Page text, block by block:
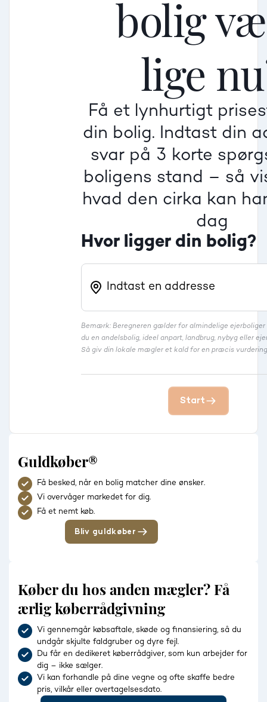
bolig
lige
Få et lynhurtigt
din bolig. Indtast din
svar på 3 korte
boligens stand – så
hvad den cirka kan
dag
Hvor ligger din bolig?
Bemærk: Beregneren gælder for almindelige ejerboliger
du en andelsbolig, ideel anpart, landbrug, nybyg eller
Så giv din lokale mægler et kald for en præcis
Dårlig
Mindre god
Mellem
Dårlig
Mindre god
Mellem
Dårlig
Mindre god
Mellem
Villa
Beregner pris
Start
Guldkøber®
Få besked, når en bolig matcher dine ønsker.
Vi overvåger markedet for dig.
Få et nemt køb.
Bliv guldkøber
Køber du hos anden mægler? Få
ærlig køberrådgivning
Vi gennemgår købsaftale, skøde og finansiering, så du
undgår skjulte faldgruber og dyre fejl.
Du får en dedikeret køberrådgiver, som kun arbejder for
dig – ikke sælger.
Vi kan forhandle på dine vegne og ofte skaffe bedre
pris, vilkår eller overtagelsesdato.